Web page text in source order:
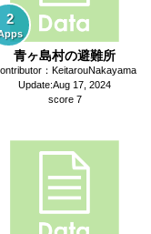
2
青ヶ島村の避難所
：KeitarouNakayama
Update:Aug 17, 2024
score 7